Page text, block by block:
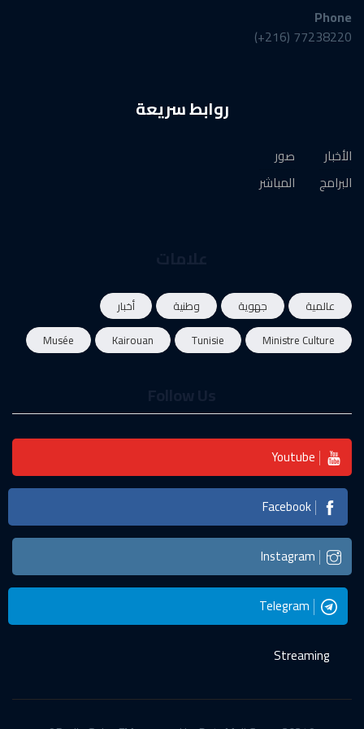
Phone
77238220 (216+)
روابط سريعة
الأخبار
البرامج
صور
المباشر
عالمية جهوية وطنية
أخبار
Ministre Culture
Tunisie
Kairouan
Musée
Youtube
Facebook
Instagram
Telegram
Streaming